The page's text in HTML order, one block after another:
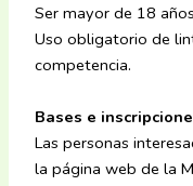
Ser mayor de 18
Uso obligatorio de
competencia.
Bases e
Las personas
la página web de la